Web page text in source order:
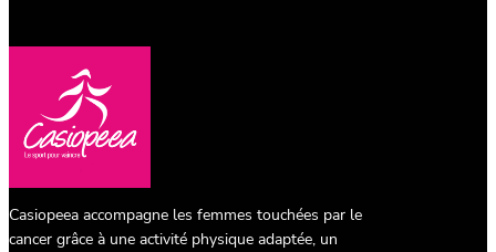
Casiopeea accompagne les femmes touchées par le
cancer grâce à une activité physique adaptée, un